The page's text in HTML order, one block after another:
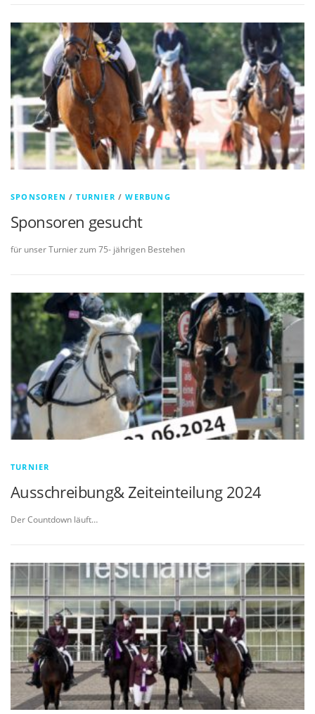
SPONSOREN /TURNIER /WERBUNG
Sponsoren gesucht
für unser Turnier zum 75- jährigen Bestehen
TURNIER
Ausschreibung& Zeiteinteilung 2024
Der Countdown läuft…